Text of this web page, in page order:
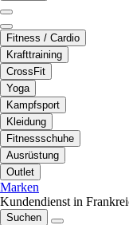
Fitness / Cardio
Krafttraining
CrossFit
Yoga
Kampfsport
Kleidung
Fitnessschuhe
Ausrüstung
Outlet
Marken
Kundendienst in
Suchen